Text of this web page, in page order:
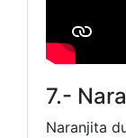
7.-
Naranjita